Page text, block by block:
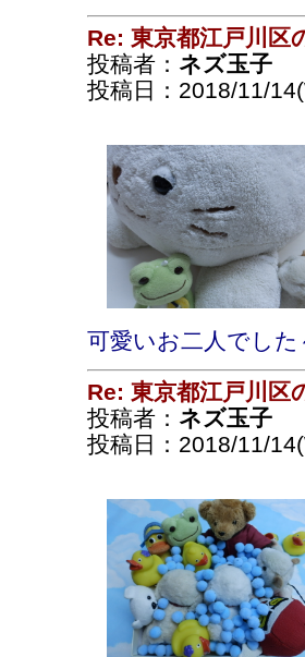
Re: 東京都江戸川区
投稿者： ネズ玉子
投稿日：2018/11/
可愛いお二人でした
Re: 東京都江戸川区
投稿者： ネズ玉子
投稿日：2018/11/